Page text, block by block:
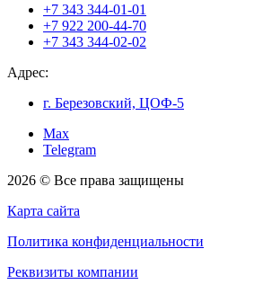
+7 343 344-01-01
+7 922 200-44-70
+7 343 344-02-02
Адрес:
г. Березовский, ЦОФ-5
Max
Telegram
2026 © Все права защищены
Карта сайта
Политика конфиденциальности
Реквизиты компании